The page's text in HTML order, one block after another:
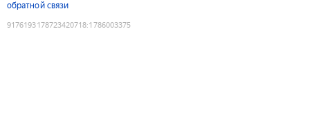
обратной связи
9176193178723420718:1786003375